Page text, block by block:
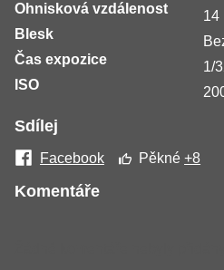
Ohnisková vzdálenost
14
Blesk
Čas expozice
1/
ISO
Sdílej
Facebook Pěkné+8
Komentáře